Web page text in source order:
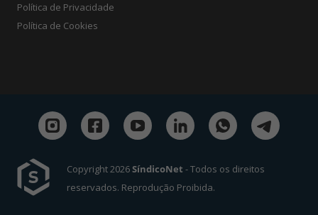
Política de Privacidade
Política de Cookies
Copyright 2026SíndicoNet - Todos os direitos
reservados. Reprodução Proibida.